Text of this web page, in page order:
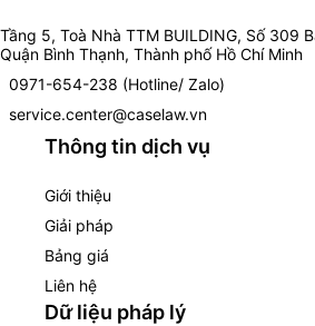
Tầng 5, Toà Nhà TTM BUILDING, Số 309
Quận Bình Thạnh, Thành phố Hồ Chí Minh
0971-654-238 (Hotline/ Zalo)
service.center@caselaw.vn
Thông tin dịch vụ
Giới thiệu
Giải pháp
Bảng giá
Liên hệ
Dữ liệu pháp lý